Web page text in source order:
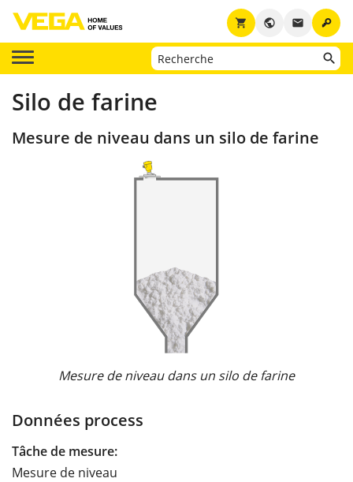
key
email
public
shopping_cart
Silo de farine
Mesure de niveau dans un silo de farine
Mesure de niveau dans un silo de farine
Données process
Tâche de mesure:
Mesure de niveau